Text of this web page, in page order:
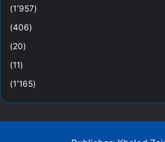
(1٬957)
(406)
(20)
(11)
(1٬165)